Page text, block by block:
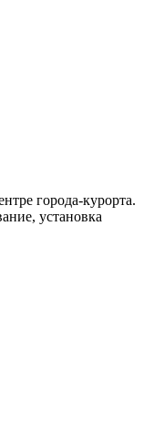
города-курорта.
установка